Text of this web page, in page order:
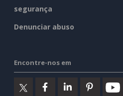
segurança
Denunciar abuso
Encontre-nos em